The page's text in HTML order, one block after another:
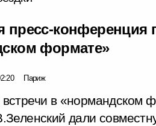
пресс-конференция
формате»
Париж
в «нормандском
дали